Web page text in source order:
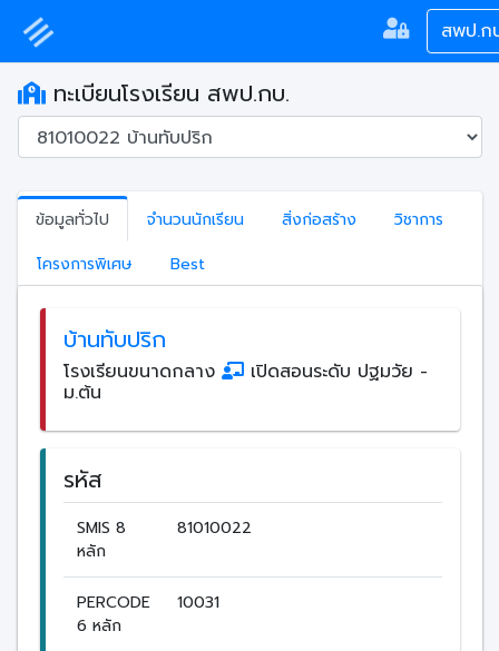
สพป.ก
ทะเบียนโรงเรียน สพป.กบ.
ข้อมูลทั่วไป จำนวนนักเรียน สิ่งก่อสร้าง
วิชาการ
โครงการพิเศษ
Best
บ้านทับปริก
โรงเรียนขนาดกลาง เปิดสอนระดับ ปฐมวัย -
ม.ต้น
รหัส
SMIS 8
หลัก
81010022
PERCODE
6 หลัก
10031